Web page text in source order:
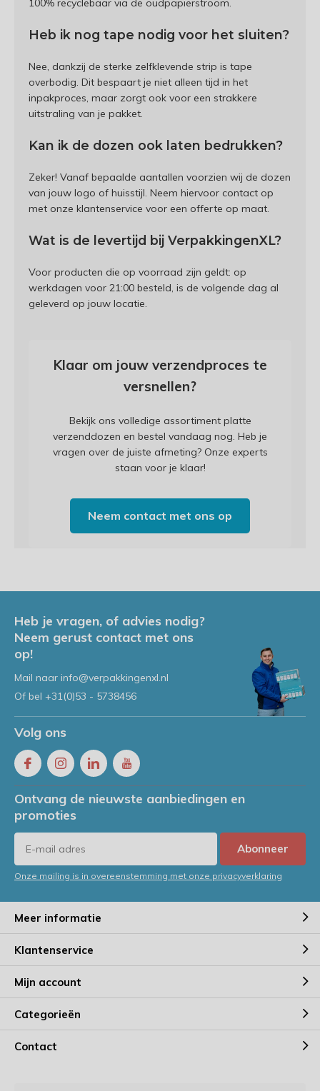
100% recyclebaar via de oudpapierstroom.
Heb ik nog tape nodig voor het sluiten?
Nee, dankzij de sterke zelfklevende strip is tape
overbodig. Dit bespaart je niet alleen tijd in het
inpakproces, maar zorgt ook voor een strakkere
uitstraling van je pakket.
Kan ik de dozen ook laten bedrukken?
Zeker! Vanaf bepaalde aantallen voorzien wij de dozen
van jouw logo of huisstijl. Neem hiervoor contact op
met onze klantenservice voor een offerte op maat.
Wat is de levertijd bij VerpakkingenXL?
Voor producten die op voorraad zijn geldt: op
werkdagen voor 21:00 besteld, is de volgende dag al
geleverd op jouw locatie.
Klaar om jouw verzendproces te
versnellen?
Bekijk ons volledige assortiment platte
verzenddozen en bestel vandaag nog. Heb je
vragen over de juiste afmeting? Onze experts
staan voor je klaar!
Neem contact met ons op
Heb je vragen, of advies nodig?
Neem gerust contact met ons
op!
Mail naar info@verpakkingenxl.nl
Of bel +31(0)53 - 5738456
Volg ons
Ontvang de nieuwste aanbiedingen en
promoties
Abonneer
Onze mailing is in overeenstemming met onze privacyverklaring
Meer informatie
Klantenservice
Mijn account
Categorieën
Contact